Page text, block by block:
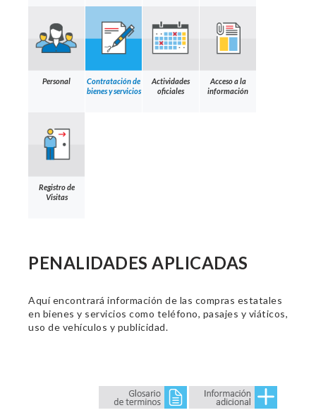
Personal
Contratación de
bienes y servicios
Actividades
oficiales
Acceso a la
información
Registro de
Visitas
PENALIDADES APLICADAS
Aquí encontrará información de las compras estatales
en bienes y servicios como teléfono, pasajes y viáticos,
uso de vehículos y publicidad.